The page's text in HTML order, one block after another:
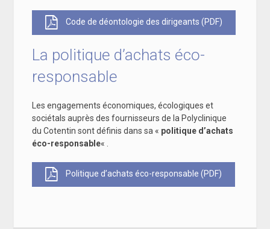
Code de déontologie des dirigeants (PDF)
La politique d’achats éco-
responsable
Les engagements économiques, écologiques et
sociétals auprès des fournisseurs de la Polyclinique
du Cotentin sont définis dans sa « politique d’achats
éco-responsable« .
Politique d’achats éco-responsable (PDF)